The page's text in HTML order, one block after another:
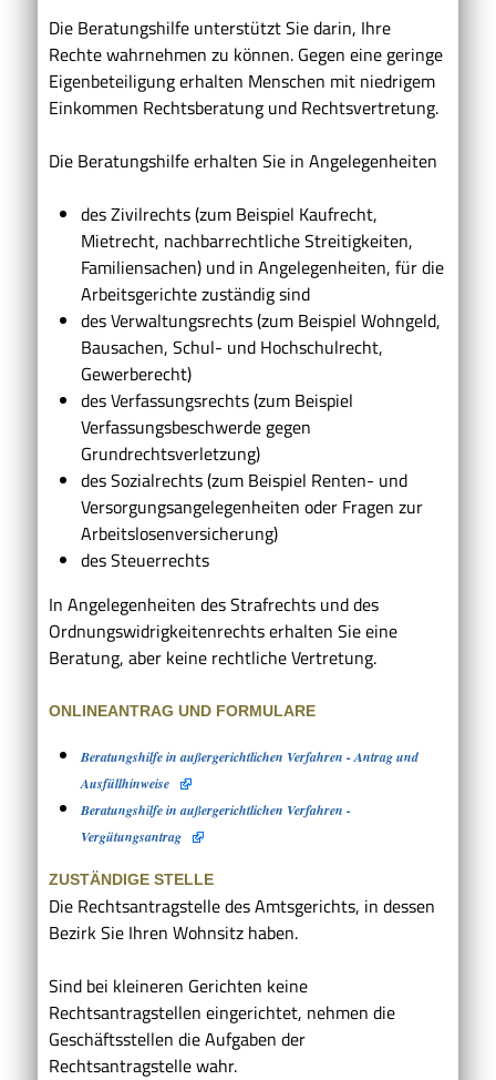
Die Beratungshilfe unterstützt Sie darin, Ihre
Rechte wahrnehmen zu können. Gegen eine geringe
Eigenbeteiligung erhalten Menschen mit niedrigem
Einkommen Rechtsberatung und Rechtsvertretung.
Die Beratungshilfe erhalten Sie in Angelegenheiten
des Zivilrechts(zum Beispiel Kaufrecht,
Mietrecht, nachbarrechtliche Streitigkeiten,
Familiensachen) und in Angelegenheiten, fürdie
Arbeitsgerichtezuständig sind
des Verwaltungsrechts(zum Beispiel Wohngeld,
Bausachen, Schul- und Hochschulrecht,
Gewerberecht)
des Verfassungsrechts(zum Beispiel
Verfassungsbeschwerde gegen
Grundrechtsverletzung)
des Sozialrechts(zum Beispiel Renten- und
Versorgungsangelegenheiten oder Fragen zur
Arbeitslosenversicherung)
des Steuerrechts
In Angelegenheiten des Strafrechts und des
Ordnungswidrigkeitenrechts erhalten Sie eine
Beratung, aber keine rechtliche Vertretung.
ONLINEANTRAG UND FORMULARE
Beratungshilfe in außergerichtlichen Verfahren - Antrag und
Ausfüllhinweise
Beratungshilfe in außergerichtlichen Verfahren -
Vergütungsantrag
ZUSTÄNDIGE STELLE
Die Rechtsantragstelle des Amtsgerichts, in dessen
Bezirk Sie Ihren Wohnsitz haben.
Sind bei kleineren Gerichten keine
Rechtsantragstellen eingerichtet, nehmen die
Geschäftsstellen die Aufgaben der
Rechtsantragstelle wahr.